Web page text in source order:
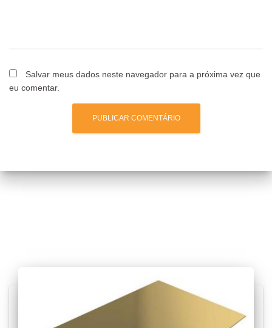
Salvar meus dados neste navegador para a próxima vez que
eu comentar.